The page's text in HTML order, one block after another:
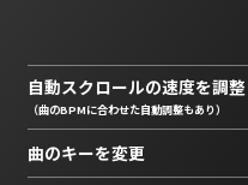
自動スクロールの速度を調整
（曲のBPMに合わせた自動調整もあり）
曲のキーを変更